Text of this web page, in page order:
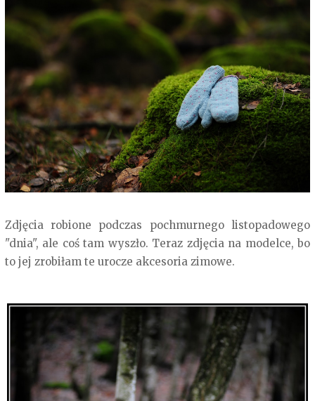
Zdjęcia robione podczas pochmurnego listopadowego
"dnia", ale coś tam wyszło. Teraz zdjęcia na modelce, bo
to jej zrobiłam te urocze akcesoria zimowe.